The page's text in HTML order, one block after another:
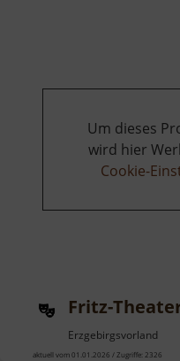
Um dieses
wird hier
Cookie-
Fritz-
Erzgebirgsvorland
aktuell vom 01.01.2026 / Zugriffe: 2326